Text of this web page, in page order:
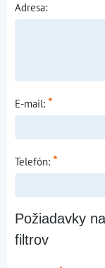
Adresa:
E-mail: *
Telefón: *
Požiadavky
filtrov